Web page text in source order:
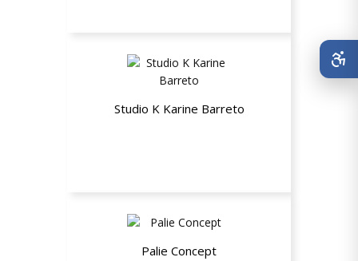
Studio K Karine Barreto
Palie Concept